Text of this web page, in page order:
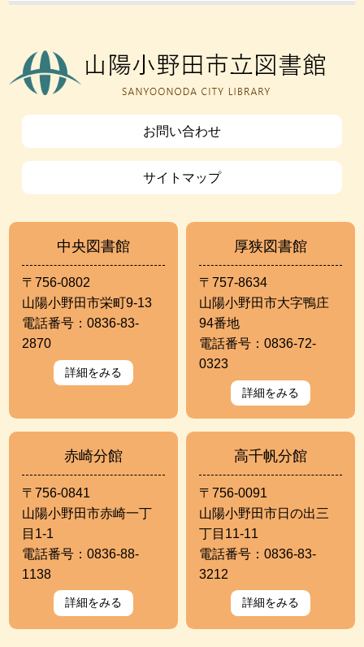
お問い合わせ
サイトマップ
中央図書館
〒756-0802
山陽小野田市栄町9-13
電話番号：0836-83-
2870
詳細をみる
厚狭図書館
〒757-8634
山陽小野田市大字鴨庄
94番地
電話番号：0836-72-
0323
詳細をみる
赤崎分館
〒756-0841
山陽小野田市赤崎一丁
目1-1
電話番号：0836-88-
1138
詳細をみる
高千帆分館
〒756-0091
山陽小野田市日の出三
丁目11-11
電話番号：0836-83-
3212
詳細をみる